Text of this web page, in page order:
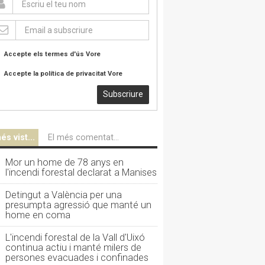
Accepte els termes d'ús Vore
Accepte la política de privacitat Vore
Subscriure
vist... El més comentat...
Mor un home de 78 anys en
l'incendi forestal declarat a Manises
Detingut a València per una
presumpta agressió que manté un
home en coma
L'incendi forestal de la Vall d'Uixó
continua actiu i manté milers de
persones evacuades i confinades